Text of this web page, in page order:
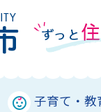
子育て・教